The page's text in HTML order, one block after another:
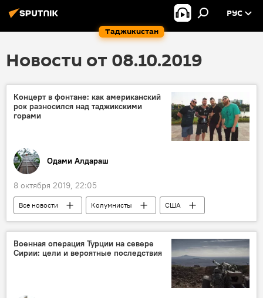
Таджикистан
РУС
Новости от 08.10.2019
Концерт в фонтане: как американский
рок разносился над таджикскими
горами
Одами Алдараш
8 октября 2019, 22:05
Все новости Колумнисты
США
концерт
Таджикистан Культура
Военная операция Турции на севере
Сирии: цели и вероятные последствия